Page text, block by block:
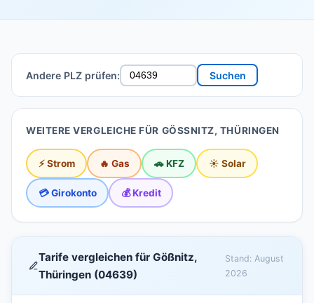
Andere PLZ prüfen: Suchen
WEITERE VERGLEICHE FÜR GÖSSNITZ, THÜRINGEN
⚡ Strom 🔥 Gas 🚗 KFZ ☀️ Solar
💳 Girokonto 💰 Kredit
Tarife vergleichen für Gößnitz,
Thüringen (04639)
Stand: August
2026